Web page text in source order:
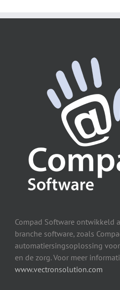
Compad Software ontwikkeld
branche software, zoals
automatiersingsoplossing
en de zorg. Voor meer
www.vectronsolution.com